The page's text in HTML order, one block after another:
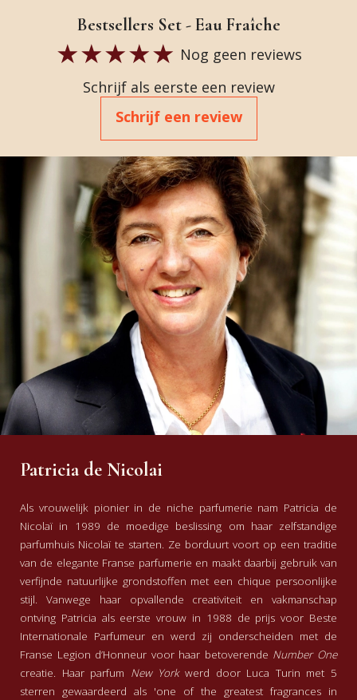
Bestsellers Set - Eau Fraîche
Nog geen reviews
Schrijf als eerste een review
Schrijf een review
Patricia de Nicolai
Als vrouwelijk pionier in de niche parfumerie nam Patricia de
Nicolaï in 1989 de moedige beslissing om haar zelfstandige
parfumhuis Nicolaï te starten. Ze borduurt voort op een traditie
van de elegante Franse parfumerie en maakt daarbij gebruik van
verfijnde natuurlijke grondstoffen met een chique persoonlijke
stijl. Vanwege haar opvallende creativiteit en vakmanschap
ontving Patricia als eerste vrouw in 1988 de prijs voor Beste
Internationale Parfumeur en werd zij onderscheiden met de
Franse Legion d’Honneur voor haar betoverende Number One
creatie. Haar parfum New Yorkwerd door Luca Turin met 5
sterren gewaardeerd als 'one of the greatest fragrances in